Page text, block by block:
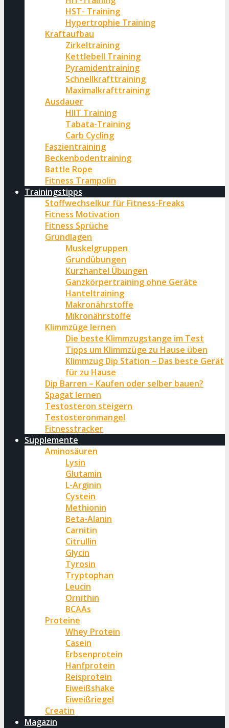
HST- Training
Hypertrophie Training
Kraftaufbau
Zirkeltraining
Kettlebell Training
Pyramidentraining
Schnellkrafttraining
Maximalkrafttraining
Ausdauer
HIIT Training
Tabata-Training
Carb Cycling
Faszientraining
Beckenbodentraining
Battle Rope
Fitness Trampolin
Trainingstipps
Stoffwechselkur für Fitness-Freaks
Fitness Motivation
Fitness Sprüche
Grundlagen
Muskelgruppen
Grundübungen
Kurzhantel Übungen
Ganzkörpertraining ohne Geräte
Hanteltraining
Makronährstoffe
Mikronährstoffe
Klimmzüge lernen
Die beste Klimmzugstange im Test
Tipps um Klimmzüge zu Hause üben
Klimmzug Dip Station – Das beste Gerät
für zu Hause
Dip Barren – Kaufen oder selber bauen?
Spagat lernen
Testosteron steigern
Testosteronmangel
Fitnesstracker
Supplemente
Aminosäuren
Lysin
Glutamin
L-Arginin
Cystein
Methionin
Beta-Alanin
Carnitin
Citrullin
Glycin
Tyrosin
Tryptophan
Leucin
Ornithin
BCAAs
Proteine
Whey Protein
Casein
Erbsenprotein
Hanfprotein
Reisprotein
Eiweißshake
Eiweißriegel
Creatin
Magazin